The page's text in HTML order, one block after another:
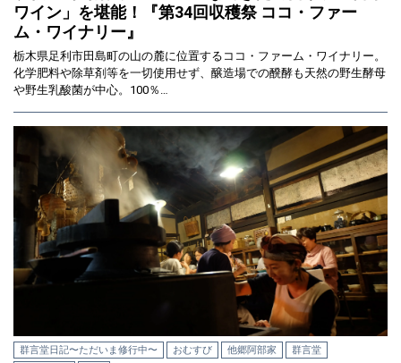
ワイン」を堪能！『第34回収穫祭 ココ・ファー
ム・ワイナリー』
栃木県足利市田島町の山の麓に位置するココ・ファーム・ワイナリー。
化学肥料や除草剤等を一切使用せず、醸造場での醗酵も天然の野生酵母
や野生乳酸菌が中心。100％…
群言堂日記〜ただいま修行中〜 おむすび 他郷阿部家
群言堂